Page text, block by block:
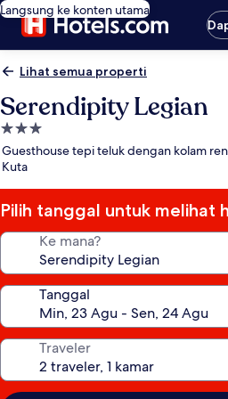
Langsung ke konten utama
Lihat semua properti
Serendipity Legian
Properti
bintang
3.0
Guesthouse tepi teluk dengan kolam
Kuta
Pilih tanggal untuk melihat
Ke mana?
Tanggal
Traveler